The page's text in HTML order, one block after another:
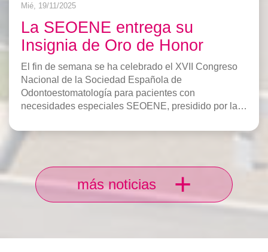
Mié, 19/11/2025
La SEOENE entrega su
Insignia de Oro de Honor
El fin de semana se ha celebrado el XVII Congreso
Nacional de la Sociedad Española de
Odontoestomatología para pacientes con
necesidades especiales SEOENE, presidido por la
más noticias +